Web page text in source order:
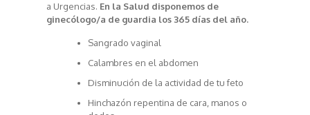
a Urgencias. En la Salud disponemos de
ginecólogo/a de guardia los 365 días del año.
Sangrado vaginal
Calambres en el abdomen
Disminución de la actividad de tu feto
Hinchazón repentina de cara, manos o